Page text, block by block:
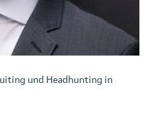
und Headhunting in